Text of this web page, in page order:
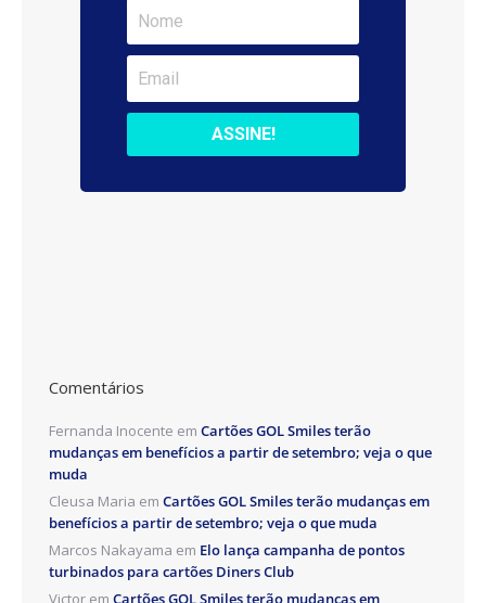
Comentários
Fernanda Inocente em Cartões GOL Smiles terão
mudanças em benefícios a partir de setembro; veja o que
muda
Cleusa Maria em Cartões GOL Smiles terão mudanças em
benefícios a partir de setembro; veja o que muda
Marcos Nakayama em Elo lança campanha de pontos
turbinados para cartões Diners Club
Victor em Cartões GOL Smiles terão mudanças em